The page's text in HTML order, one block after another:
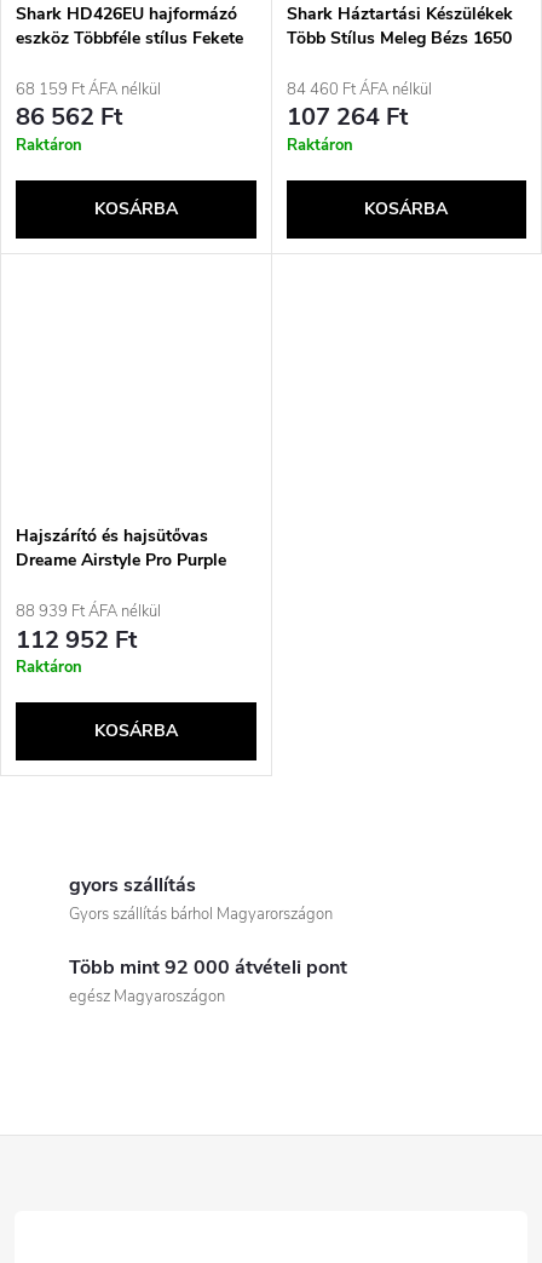
Shark HD426EU hajformázó
eszköz Többféle stílus Fekete
68 159 Ft ÁFA nélkül
86 562 Ft
Raktáron
KOSÁRBA
Shark Háztartási Készülékek
Több Stílus Meleg Bézs 1650
84 460 Ft ÁFA nélkül
107 264 Ft
Raktáron
KOSÁRBA
Hajszárító és hajsütővas
Dreame Airstyle Pro Purple
88 939 Ft ÁFA nélkül
112 952 Ft
Raktáron
KOSÁRBA
r
gyors szállítás
Gyors szállítás bárhol Magyarországon
Több mint 92 000 átvételi pont
egész Magyaroszágon